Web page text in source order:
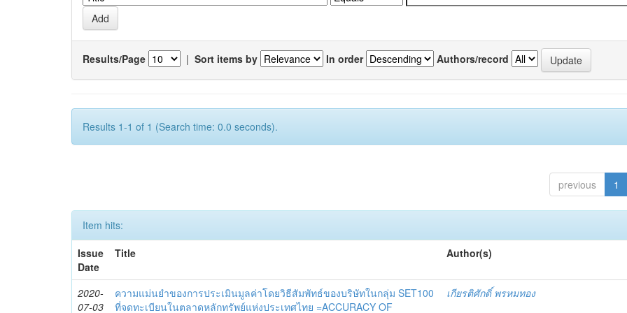
Results/Page | Sort items by In order Authors/record
Results 1-1 of 1 (Search time: 0.0 seconds).
previous 1
Item hits:
Issue
Date
Title Author(s)
2020-
07-03
ความแม่นยำของการประเมินมูลค่าโดยวิธีสัมพัทธ์ของบริษัทในกลุ่ม SET100
ที่จดทะเบียนในตลาดหลักทรัพย์แห่งประเทศไทย =ACCURACY OF
เกียรติศักดิ์ พรหมทอง